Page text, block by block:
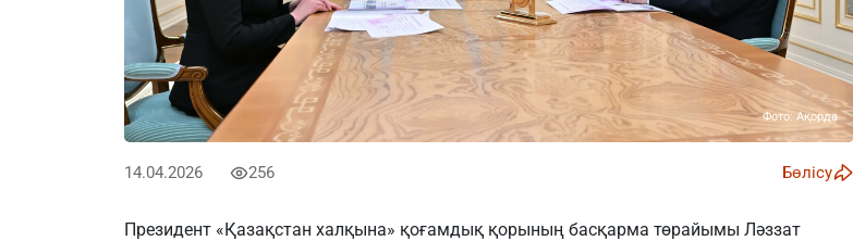
Фото: Ақорда
14.04.2026 256 Бөлісу
Президент «Қазақстан халқына» қоғамдық қорының басқарма төрайымы Ләззат